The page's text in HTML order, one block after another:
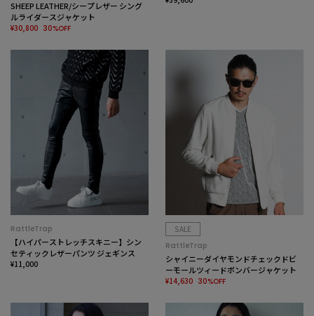
SHEEP LEATHER/シープレザー シング
ルライダースジャケット
¥30,800 30%OFF
RattleTrap
【ハイパーストレッチスキニー】シン
セティックレザーパンツ ジェギンス
¥11,000
SALE
RattleTrap
シャイニーダイヤモンドチェックドビ
ーモールツィードボンバージャケット
¥14,630 30%OFF